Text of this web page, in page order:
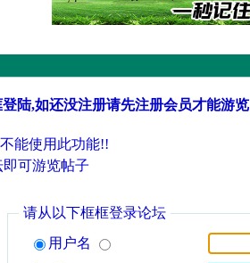
陆,如还没注册请先注册会员才能游览
能使用此功能!!
可游览帖子
请从以下框框登录论坛
用户名